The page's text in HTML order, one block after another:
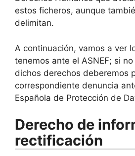
estos ficheros, aunque
delimitan.
A continuación, vamos a ver
tenemos ante el ASNEF; si
dichos derechos deberemos
correspondiente denuncia
Española de Protección de
Derecho de
rectificación